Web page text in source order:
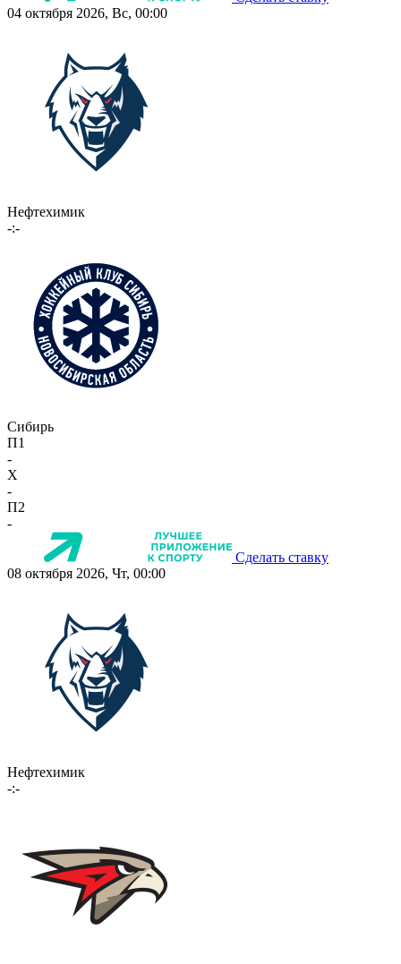
04 октября 2026, Вс, 00:00
Нефтехимик
-:-
Сибирь
П1
-
X
-
П2
-
Сделать ставку
08 октября 2026, Чт, 00:00
Нефтехимик
-:-